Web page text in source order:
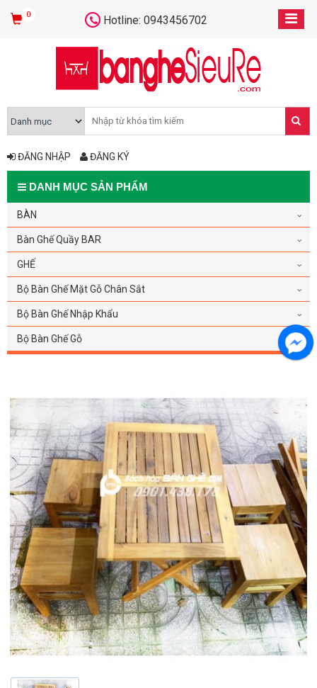
0 Hotline: 0943456702
ĐĂNG NHẬP ĐĂNG KÝ
DANH MỤC SẢN PHẨM
BÀN
Bàn Ghế Quầy BAR
GHẾ
Bộ Bàn Ghế Mặt Gỗ Chân Sắt
Bộ Bàn Ghế Nhập Khẩu
Bộ Bàn Ghế Gỗ